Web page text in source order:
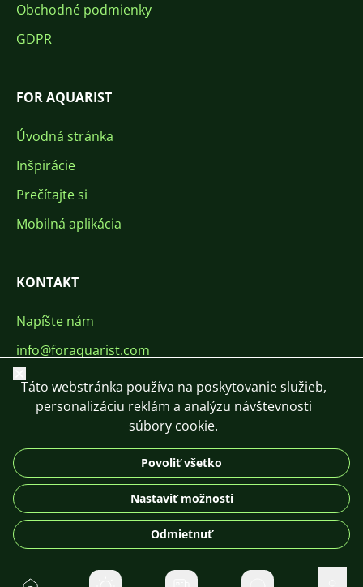
Obchodné podmienky
GDPR
FOR AQUARIST
Úvodná stránka
Inšpirácie
Prečítajte si
Mobilná aplikácia
KONTAKT
Napíšte nám
info@foraquarist.com
+420 603 449 602
DE
© 2026 For Aquarist
Zavrieť
Táto webstránka používa na poskytovanie služieb,
personalizáciu reklám a analýzu návštevnosti
súbory cookie.
Povoliť všetko
Nastaviť možnosti
Odmietnuť